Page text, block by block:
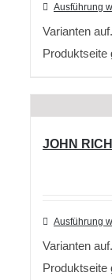
Ausführung
Varianten
Produktseite
JOHN
Ausführung
Varianten
Produktseite